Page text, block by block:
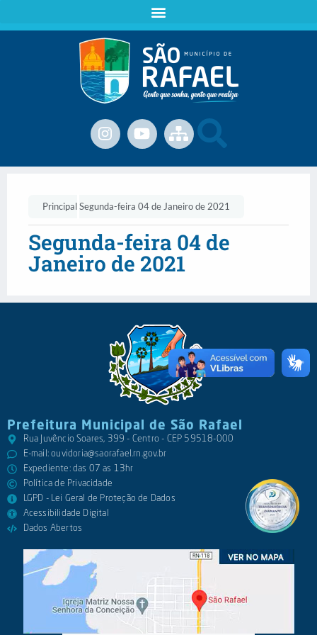
PrincipalSegunda-feira 04 de Janeiro de 2021
Segunda-feira 04 de
Janeiro de 2021
Prefeitura Municipal de São Rafael
Rua Juvêncio Soares, 399 - Centro - CEP 59518-000
E-mail:ouvidoria@saorafael.rn.gov.br
Expediente: das 07 as 13hr
Política de Privacidade
LGPD - Lei Geral de Proteção de Dados
Acessibilidade Digital
Dados Abertos